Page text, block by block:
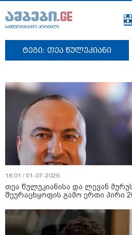
საინფორმაციო პორტალი
ტეგი: თეა წულუკიანი
18:01 / 01-07-2026
თეა წულუკიანისა და ლევან
შეურაცხყოფის გამო ერთი პირი